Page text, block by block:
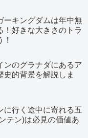
ーキングダムは年中無
！好きな大きさのトラ
ンのグラナダにあるア
史的背景を解説しま
に行く途中に寄れる五
テン)は必見の価値あ